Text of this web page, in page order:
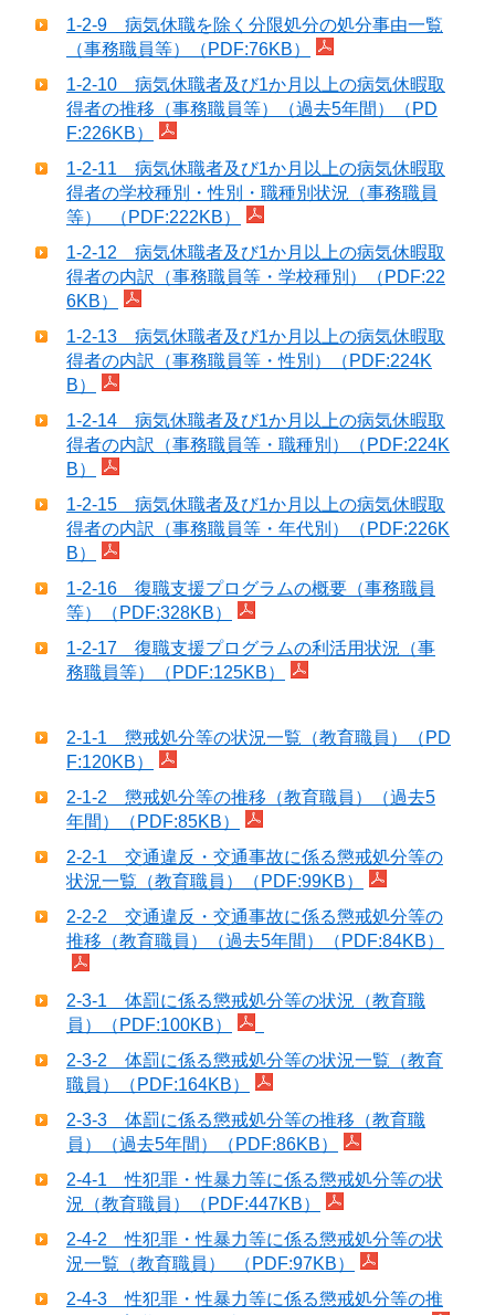
1-2-9 病気休職を除く分限処分の処分事由一覧
（事務職員等）（PDF:76KB）
1-2-10 病気休職者及び1か月以上の病気休暇取
得者の推移（事務職員等）（過去5年間）（PD
F:226KB）
1-2-11 病気休職者及び1か月以上の病気休暇取
得者の学校種別・性別・職種別状況（事務職員
等） （PDF:222KB）
1-2-12 病気休職者及び1か月以上の病気休暇取
得者の内訳（事務職員等・学校種別）（PDF:22
6KB）
1-2-13 病気休職者及び1か月以上の病気休暇取
得者の内訳（事務職員等・性別）（PDF:224K
B）
1-2-14 病気休職者及び1か月以上の病気休暇取
得者の内訳（事務職員等・職種別）（PDF:224K
B）
1-2-15 病気休職者及び1か月以上の病気休暇取
得者の内訳（事務職員等・年代別）（PDF:226K
B）
1-2-16 復職支援プログラムの概要（事務職員
等）（PDF:328KB）
1-2-17 復職支援プログラムの利活用状況（事
務職員等）（PDF:125KB）
2-1-1 懲戒処分等の状況一覧（教育職員）（PD
F:120KB）
2-1-2 懲戒処分等の推移（教育職員）（過去5
年間）（PDF:85KB）
2-2-1 交通違反・交通事故に係る懲戒処分等の
状況一覧（教育職員）（PDF:99KB）
2-2-2 交通違反・交通事故に係る懲戒処分等の
推移（教育職員）（過去5年間）（PDF:84KB）
2-3-1 体罰に係る懲戒処分等の状況（教育職
員）（PDF:100KB）
2-3-2 体罰に係る懲戒処分等の状況一覧（教育
職員）（PDF:164KB）
2-3-3 体罰に係る懲戒処分等の推移（教育職
員）（過去5年間）（PDF:86KB）
2-4-1 性犯罪・性暴力等に係る懲戒処分等の状
況（教育職員）（PDF:447KB）
2-4-2 性犯罪・性暴力等に係る懲戒処分等の状
況一覧（教育職員） （PDF:97KB）
2-4-3 性犯罪・性暴力等に係る懲戒処分等の推